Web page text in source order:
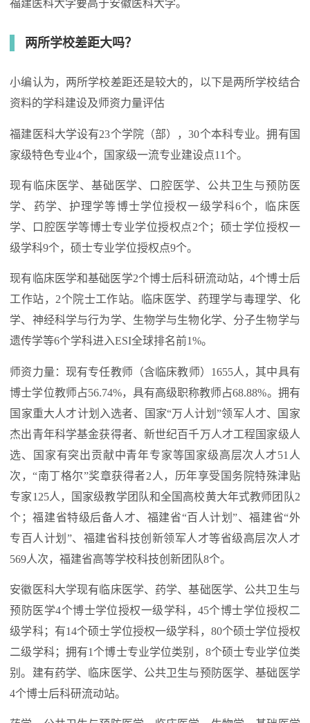
福建医科大学要高于安徽医科大学。
两所学校差距大吗？
小编认为，两所学校差距还是较大的，以下是两所学校结合
资料的学科建设及师资力量评估
福建医科大学设有23个学院（部），30个本科专业。拥有国
家级特色专业4个，国家级一流专业建设点11个。
现有临床医学、基础医学、口腔医学、公共卫生与预防医
学、药学、护理学等博士学位授权一级学科6个，临床医
学、口腔医学等博士专业学位授权点2个；硕士学位授权一
级学科9个，硕士专业学位授权点9个。
现有临床医学和基础医学2个博士后科研流动站，4个博士后
工作站，2个院士工作站。临床医学、药理学与毒理学、化
学、神经科学与行为学、生物学与生物化学、分子生物学与
遗传学等6个学科进入ESI全球排名前1%。
师资力量：现有专任教师（含临床教师）1655人，其中具有
博士学位教师占56.74%，具有高级职称教师占68.88%。拥有
国家重大人才计划入选者、国家“万人计划”领军人才、国家
杰出青年科学基金获得者、新世纪百千万人才工程国家级人
选、国家有突出贡献中青年专家等国家级高层次人才51人
次，“南丁格尔”奖章获得者2人，历年享受国务院特殊津贴
专家125人，国家级教学团队和全国高校黄大年式教师团队2
个；福建省特级后备人才、福建省“百人计划”、福建省“外
专百人计划”、福建省科技创新领军人才等省级高层次人才
569人次，福建省高等学校科技创新团队8个。
安徽医科大学现有临床医学、药学、基础医学、公共卫生与
预防医学4个博士学位授权一级学科，45个博士学位授权二
级学科；有14个硕士学位授权一级学科，80个硕士学位授权
二级学科；拥有1个博士专业学位类别，8个硕士专业学位类
别。建有药学、临床医学、公共卫生与预防医学、基础医学
4个博士后科研流动站。